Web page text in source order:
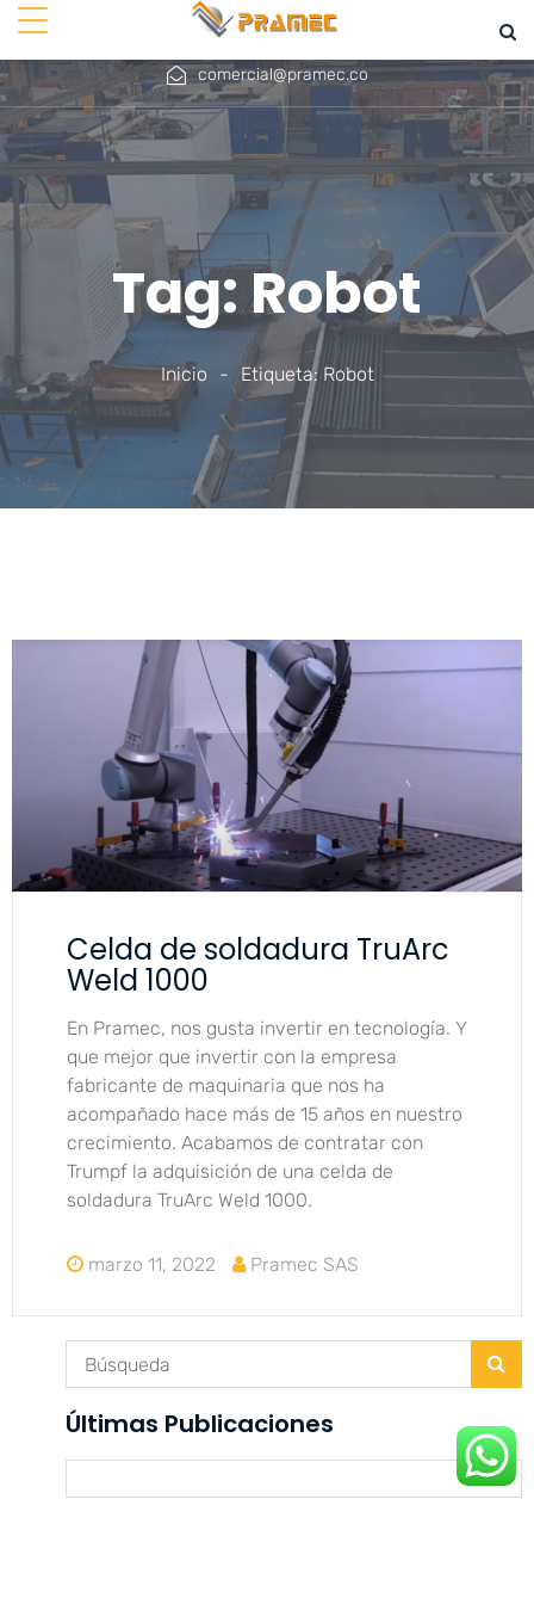
+ 571 756 4567
+57 310 779 9782
comercial@pramec.co
Tag: Robot
Inicio - Etiqueta: Robot
Celda de soldadura TruArc
Weld 1000
En Pramec, nos gusta invertir en tecnología. Y
que mejor que invertir con la empresa
fabricante de maquinaria que nos ha
acompañado hace más de 15 años en nuestro
crecimiento. Acabamos de contratar con
Trumpf la adquisición de una celda de
soldadura TruArc Weld 1000.
marzo 11, 2022 Pramec SAS
Últimas Publicaciones